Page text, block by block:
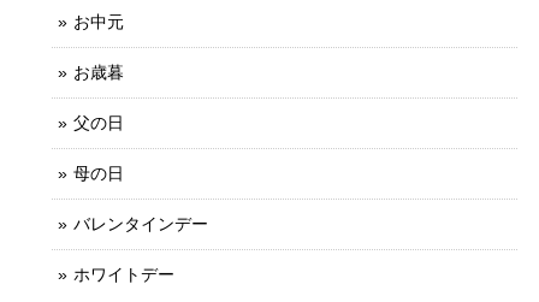
お中元
お歳暮
父の日
母の日
バレンタインデー
ホワイトデー